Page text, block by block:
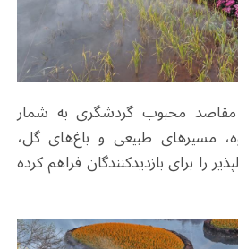
محبوب گردشگری به شمار
مسیرهای طبیعی و باغ‌های گل،
را برای بازدیدکنندگان فراهم کرده